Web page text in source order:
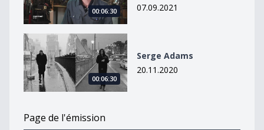
00:06:30
07.09.2021
Serge Adams
00:06:30
Serge Adams
20.11.2020
Page de l'émission